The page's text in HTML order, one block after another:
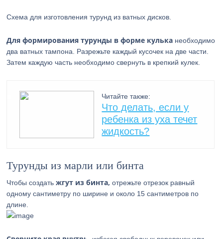
Схема для изготовления турунд из ватных дисков.
Для формирования турунды в форме кулька необходимо
два ватных тампона. Разрежьте каждый кусочек на две части.
Затем каждую часть необходимо свернуть в крепкий кулек.
Читайте также:
Что делать, если у
ребенка из уха течет
жидкость?
Турунды из марли или бинта
Чтобы создатьжгут из бинта, отрежьте отрезок равный
одному сантиметру по ширине и около 15 сантиметров по
длине.